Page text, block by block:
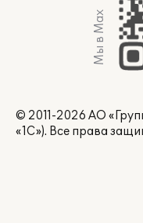
Мы в Max
© 2011-2026 АО
«1С»). Все права